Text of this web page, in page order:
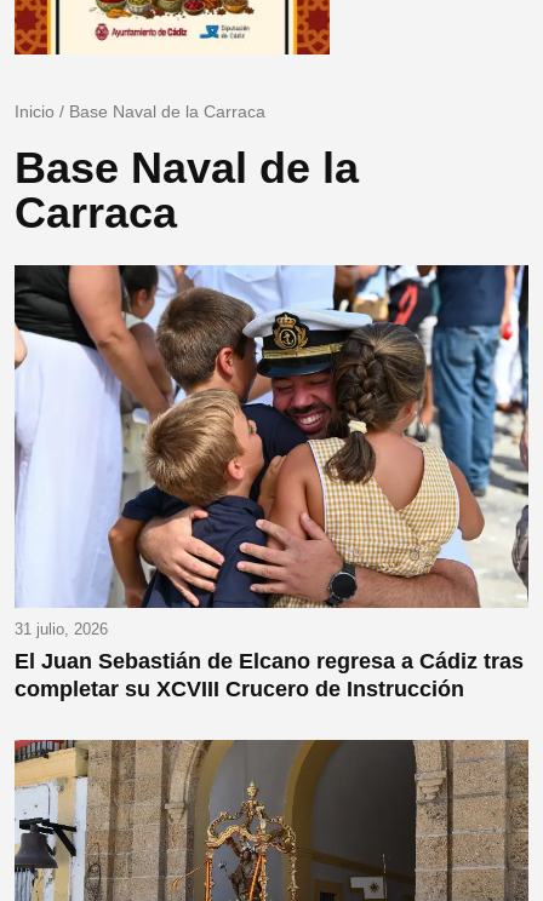
Inicio / Base Naval de la Carraca
Base Naval de la
Carraca
31 julio, 2026
El Juan Sebastián de Elcano regresa a Cádiz tras
completar su XCVIII Crucero de Instrucción